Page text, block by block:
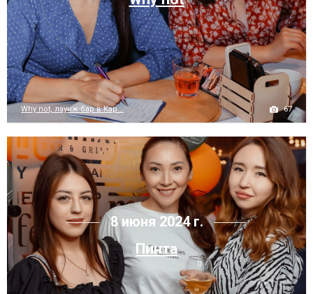
Why not, лаунж-бар в Кар... 67
8 июня 2024 г.
Пинта